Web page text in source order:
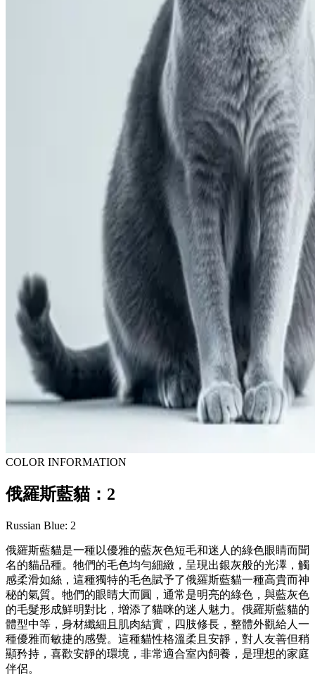
COLOR INFORMATION
俄羅斯藍貓：2
Russian Blue: 2
俄羅斯藍貓是一種以優雅的藍灰色短毛和迷人的綠色眼睛而聞
名的貓品種。牠們的毛色均勻細緻，呈現出銀灰般的光澤，觸
感柔滑如絲，這種獨特的毛色賦予了俄羅斯藍貓一種高貴而神
秘的氣質。牠們的眼睛大而圓，通常是明亮的綠色，與藍灰色
的毛髮形成鮮明對比，增添了貓咪的迷人魅力。俄羅斯藍貓的
體型中等，身材纖細且肌肉結實，四肢修長，整體外觀給人一
種優雅而敏捷的感覺。這種貓性格溫柔且安靜，對人友善但稍
顯矜持，喜歡安靜的環境，非常適合室內飼養，是理想的家庭
伴侶。